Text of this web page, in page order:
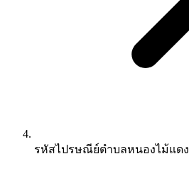
รหัสไปรษณีย์ตำบลหนองไม้แดง